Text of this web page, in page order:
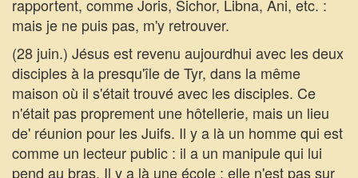
rapportent, comme Joris, Sichor, Libna, Ani, etc. :
mais je ne puis pas, m'y retrouver.
(28 juin.) Jésus est revenu aujourdhui avec les deux
disciples à la presqu'île de Tyr, dans la même
maison où il s'était trouvé avec les disciples. Ce
n'était pas proprement une hôtellerie, mais un lieu
de' réunion pour les Juifs. Il y a là un homme qui est
comme un lecteur public : il a un manipule qui lui
pend au bras. Il y a là une école ; elle n'est pas sur